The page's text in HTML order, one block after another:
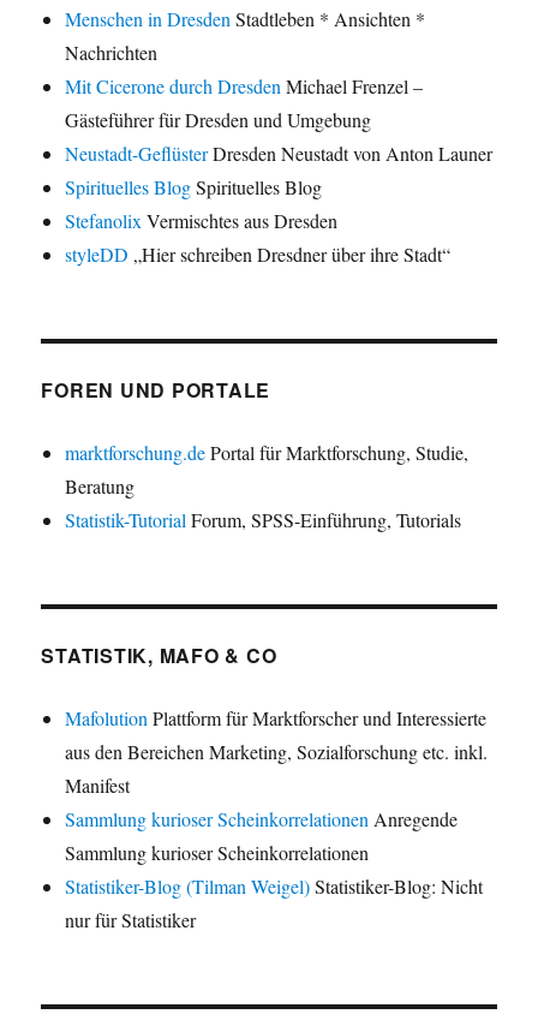
Menschen in Dresden Stadtleben * Ansichten *
Nachrichten
Mit Cicerone durch Dresden Michael Frenzel –
Gästeführer für Dresden und Umgebung
Neustadt-GeflüsterDresden Neustadt von Anton Launer
Spirituelles BlogSpirituelles Blog
Stefanolix Vermischtes aus Dresden
styleDD „Hier schreiben Dresdner über ihre Stadt“
FOREN UND PORTALE
marktforschung.dePortal für Marktforschung, Studie,
Beratung
Statistik-Tutorial Forum, SPSS-Einführung, Tutorials
STATISTIK, MAFO & CO
Mafolution Plattform für Marktforscher und Interessierte
aus den Bereichen Marketing, Sozialforschung etc. inkl.
Manifest
Sammlung kurioser Scheinkorrelationen Anregende
Sammlung kurioser Scheinkorrelationen
Statistiker-Blog (Tilman Weigel)Statistiker-Blog: Nicht
nur für Statistiker